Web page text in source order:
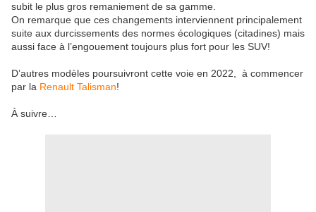
subit le plus gros remaniement de sa gamme.
On remarque que ces changements interviennent principalement
suite aux durcissements des normes écologiques (citadines) mais
aussi face à l’engouement toujours plus fort pour les SUV!
D’autres modèles poursuivront cette voie en 2022, à commencer
par la Renault Talisman!
À suivre…